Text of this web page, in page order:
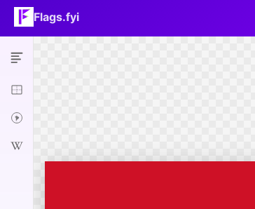
Flags.fyi